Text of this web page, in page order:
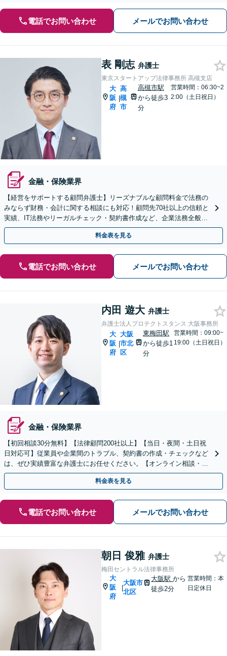
電話でお問い合わせ メールでお問い合わせ
表 剛志 弁護士
東京スタートアップ法律事務所 高槻支店
大
阪
府
|
高
槻
市
高槻市駅
から徒歩3
分
営業時間：06:30~2
2:00（土日祝日）
金融・保険業界
【経営をサポートする顧問弁護士】リーズナブルな顧問料金で法務の
みならず財務・会計に関する相談にも対応！顧問先70社以上の信頼と
実績、IT法務やリーガルチェック・契約書作成など、企業法務全般に
ついてお気軽にご相談ください
料金表を見る
電話でお問い合わせ メールでお問い合わせ
内田 遊大 弁護士
弁護士法人プロテクトスタンス 大阪事務所
大
阪
府
|
大阪
市北
区
東梅田駅
から徒歩1
分
営業時間：09:00~
19:00（土日祝日）
金融・保険業界
【初回相談30分無料】【法律顧問200社以上】【当日・夜間・土日祝
日対応可】従業員や企業間のトラブル、契約書の作成・チェックなど
は、ぜひ実績豊富な弁護士にお任せください。【オンライン相談・電
子契約に対応】
料金表を見る
電話でお問い合わせ メールでお問い合わせ
朝日 俊雅 弁護士
梅田セントラル法律事務所
大
阪
府
|
大阪市
北区
大阪駅から
徒歩2分
営業時間：本
日定休日